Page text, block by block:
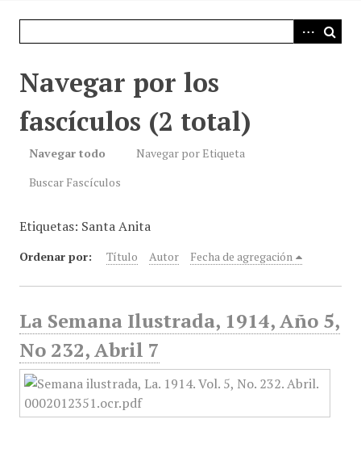
Navegar por los
fascículos (2 total)
Navegar todo
Navegar por Etiqueta
Buscar Fascículos
Etiquetas: Santa Anita
Ordenar por: Título Autor Fecha de agregación
La Semana Ilustrada, 1914, Año 5,
No 232, Abril 7